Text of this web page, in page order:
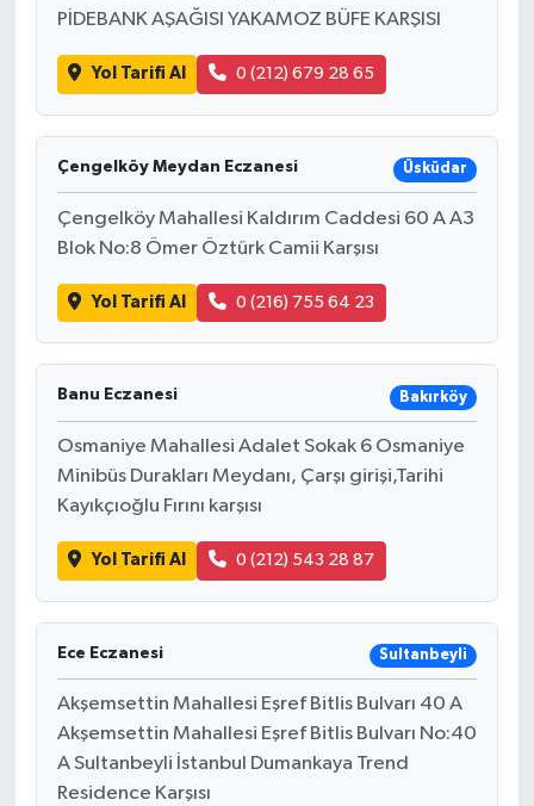
PİDEBANK AŞAĞISI YAKAMOZ BÜFE KARŞISI
Yol Tarifi Al 0 (212) 679 28 65
Çengelköy Meydan Eczanesi Üsküdar
Çengelköy Mahallesi Kaldırım Caddesi 60 A A3
Blok No:8 Ömer Öztürk Camii Karşısı
Yol Tarifi Al 0 (216) 755 64 23
Banu Eczanesi Bakırköy
Osmaniye Mahallesi Adalet Sokak 6 Osmaniye
Minibüs Durakları Meydanı, Çarşı girişi,Tarihi
Kayıkçıoğlu Fırını karşısı
Yol Tarifi Al 0 (212) 543 28 87
Ece Eczanesi Sultanbeyli
Akşemsettin Mahallesi Eşref Bitlis Bulvarı 40 A
Akşemsettin Mahallesi Eşref Bitlis Bulvarı No:40
A Sultanbeyli İstanbul Dumankaya Trend
Residence Karşısı